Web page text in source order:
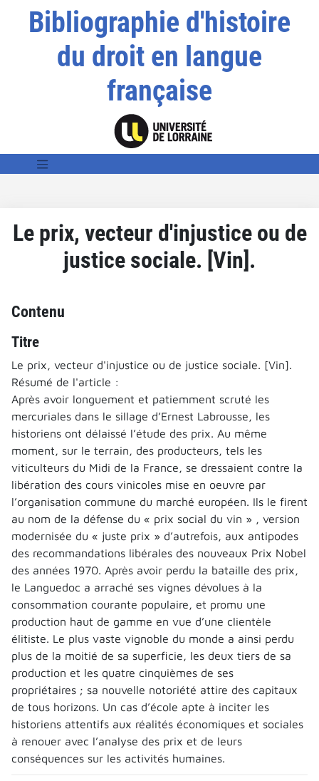
Bibliographie d'histoire
du droit en langue
française
Le prix, vecteur d'injustice ou de
justice sociale. [Vin].
Contenu
Titre
Le prix, vecteur d'injustice ou de justice sociale. [Vin].
Résumé de l'article :
Après avoir longuement et patiemment scruté les
mercuriales dans le sillage d’Ernest Labrousse, les
historiens ont délaissé l’étude des prix. Au même
moment, sur le terrain, des producteurs, tels les
viticulteurs du Midi de la France, se dressaient contre la
libération des cours vinicoles mise en oeuvre par
l’organisation commune du marché européen. Ils le firent
au nom de la défense du « prix social du vin » , version
modernisée du « juste prix » d’autrefois, aux antipodes
des recommandations libérales des nouveaux Prix Nobel
des années 1970. Après avoir perdu la bataille des prix,
le Languedoc a arraché ses vignes dévolues à la
consommation courante populaire, et promu une
production haut de gamme en vue d’une clientèle
élitiste. Le plus vaste vignoble du monde a ainsi perdu
plus de la moitié de sa superficie, les deux tiers de sa
production et les quatre cinquièmes de ses
propriétaires ; sa nouvelle notoriété attire des capitaux
de tous horizons. Un cas d’école apte à inciter les
historiens attentifs aux réalités économiques et sociales
à renouer avec l’analyse des prix et de leurs
conséquences sur les activités humaines.